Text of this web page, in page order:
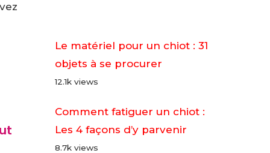
Le matériel pour un chiot : 31
objets à se procurer
12.1k views
Comment fatiguer un chiot :
Les 4 façons d’y parvenir
8.7k views